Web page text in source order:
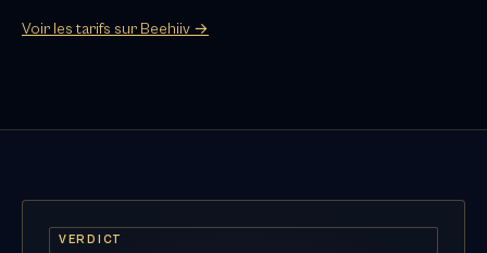
Voir les tarifs sur Beehiiv →
VERDICT